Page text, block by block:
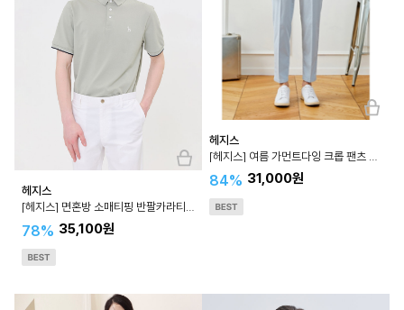
헤지스
[헤지스] 면혼방 소매티핑 반팔카라티셔츠 WHTS4B408
78% 35,100원
헤지스
[헤지스] 여름 가먼트다잉 크롭 팬츠 HZPA3B333
84% 31,000원